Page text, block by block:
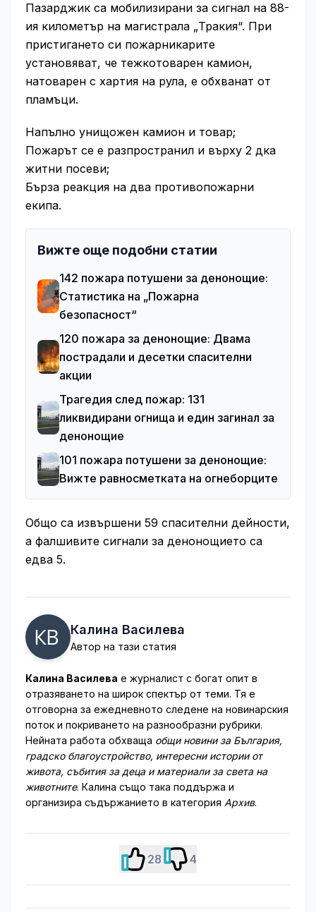
Пазарджик са мобилизирани за сигнал на 88-
ия километър на магистрала „Тракия“. При
пристигането си пожарникарите
установяват, че тежкотоварен камион,
натоварен с хартия на рула, е обхванат от
пламъци.
Напълно унищожен камион и товар;
Пожарът се е разпространил и върху 2 дка
житни посеви;
Бърза реакция на два противопожарни
екипа.
Вижте още подобни статии
142 пожара потушени за денонощие:
Статистика на „Пожарна
безопасност“
120 пожара за денонощие: Двама
пострадали и десетки спасителни
акции
Трагедия след пожар: 131
ликвидирани огнища и един загинал за
денонощие
101 пожара потушени за денонощие:
Вижте равносметката на огнеборците
Общо са извършени 59 спасителни дейности,
а фалшивите сигнали за денонощието са
едва 5.
Калина Василева
Автор на тази статия
Калина Василева е журналист с богат опит в
отразяването на широк спектър от теми. Тя е
отговорна за ежедневното следене на новинарския
поток и покриването на разнообразни рубрики.
Нейната работа обхваща общи новини за България,
градско благоустройство, интересни истории от
живота, събития за деца и материали за света на
животните. Калина също така поддържа и
организира съдържанието в категория Архив.
28 4